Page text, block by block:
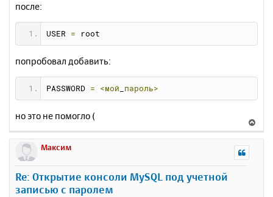
после:
USER = root
попробовал добавить:
PASSWORD = <мой пароль>
но это не помогло (
е
Максим
Re: Открытие консоли MySQL под учетной
записью с паролем